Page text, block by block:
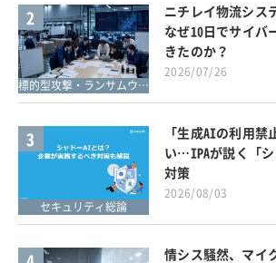
2
標的型攻撃・ランサムウェア対策
ニチレイ物流シス
なぜ10日でサイバ
きたのか？
2026/07/26
3
セキュリティ総論
「生成AIの利用禁
い…IPAが説く「
対策
2026/08/03
情シス騒然、マイ